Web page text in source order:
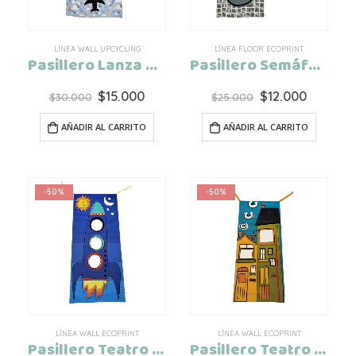
LÍNEA WALL UPCYCLING
Pasillero Lanza Aviones Upcycling
$30.000 El
precio
original
era:
$30.000.
$15.000El
actual
es:
$15.000.
AÑADIR AL CARRITO
LÍNEA FLOOR ECOPRINT
Pasillero Semáforo EcoPrint
$25.000 El
precio
original
era:
$25.000.
$12.000El
actual
es:
$12.000.
AÑADIR AL CARRITO
-50%
LÍNEA WALL ECOPRINT
Pasillero Teatro Rocket EcoPrint
-50%
LÍNEA WALL ECOPRINT
Pasillero Teatro City EcoPrint